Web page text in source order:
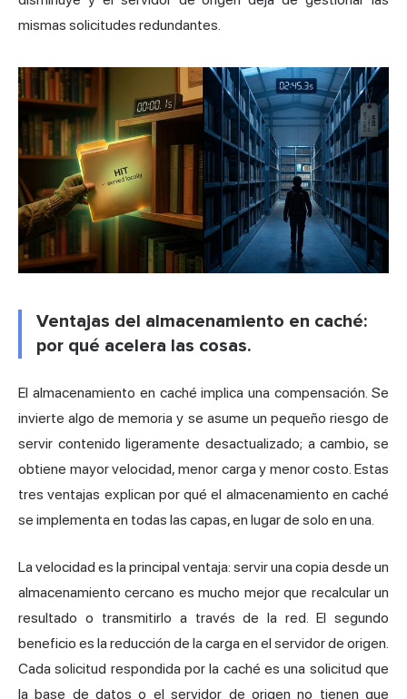
mismas solicitudes redundantes.
Ventajas del almacenamiento en caché:
por qué acelera las cosas.
El almacenamiento en caché implica una compensación. Se
invierte algo de memoria y se asume un pequeño riesgo de
servir contenido ligeramente desactualizado; a cambio, se
obtiene mayor velocidad, menor carga y menor costo. Estas
tres ventajas explican por qué el almacenamiento en caché
se implementa en todas las capas, en lugar de solo en una.
La velocidad es la principal ventaja: servir una copia desde un
almacenamiento cercano es mucho mejor que recalcular un
resultado o transmitirlo a través de la red. El segundo
beneficio es la reducción de la carga en el servidor de origen.
Cada solicitud respondida por la caché es una solicitud que
la base de datos o el servidor de origen no tienen que